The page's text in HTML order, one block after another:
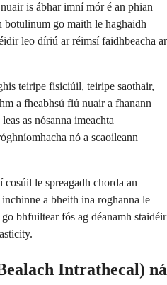
is ábhar imní mór é an phian
go maith le haghaidh
leo díriú ar réimsí faidhbeacha ar
teiripe fisiciúil, teiripe saothair,
a fheabhsú fiú nuair a fhanann
as nósanna imeachta
nó a scaoileann
cosúil le spreagadh chorda an
a bheith ina roghanna le
bhfuiltear fós ag déanamh staidéir
Intrathecal) ná